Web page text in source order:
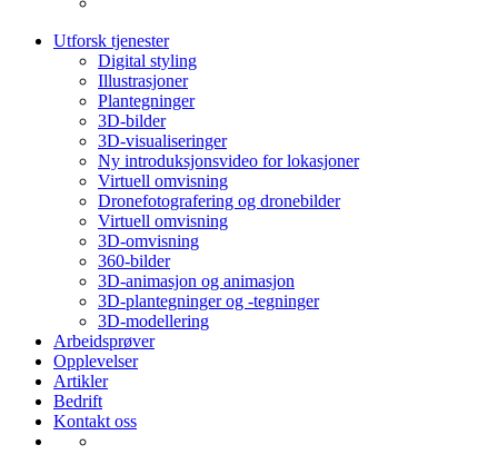
Utforsk tjenester
Digital styling
Illustrasjoner
Plantegninger
3D-bilder
3D-visualiseringer
Ny introduksjonsvideo for lokasjoner
Virtuell omvisning
Dronefotografering og dronebilder
Virtuell omvisning
3D-omvisning
360-bilder
3D-animasjon og animasjon
3D-plantegninger og -tegninger
3D-modellering
Arbeidsprøver
Opplevelser
Artikler
Bedrift
Kontakt oss